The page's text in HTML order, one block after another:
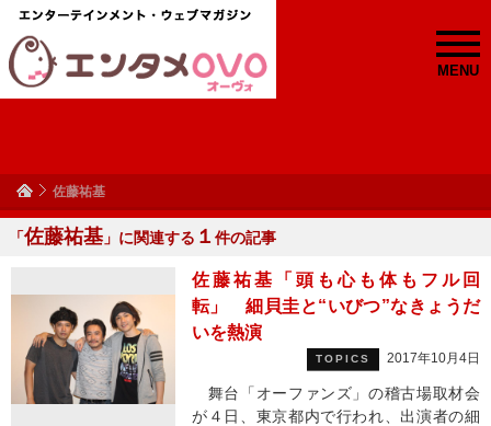
MENU
佐藤祐基
「佐藤祐基 」に関連する １ 件の記事
佐藤祐基「頭も心も体もフル回
転」 細貝圭と“いびつ”なきょうだ
いを熱演
TOPICS 2017年10月4日
舞台「オーファンズ」の稽古場取材会
が４日、東京都内で行われ、出演者の細